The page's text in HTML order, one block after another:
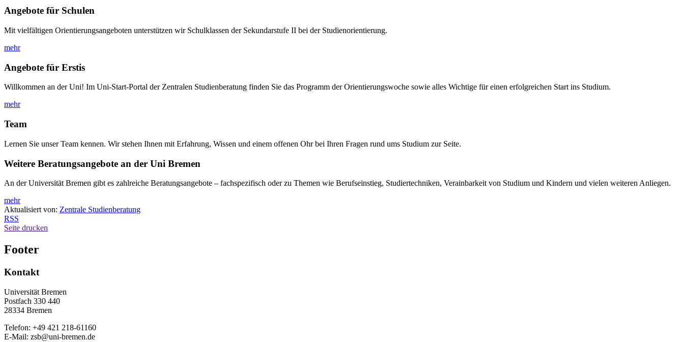
Angebote für Schulen
Mit vielfältigen Orientierungsangeboten unterstützen wir Schulklassen der Sekundarstufe II bei der Studienorientierung.
mehr
Angebote für Erstis
Willkommen an der Uni! Im Uni-Start-Portal der Zentralen Studienberatung finden Sie das Programm der Orientierungswoche sowie alles Wichtige für einen erfolgreichen Start ins Studium.
mehr
Team
Lernen Sie unser Team kennen. Wir stehen Ihnen mit Erfahrung, Wissen und einem offenen Ohr bei Ihren Fragen rund ums Studium zur Seite.
Weitere Beratungsangebote an der Uni Bremen
An der Universität Bremen gibt es zahlreiche Beratungsangebote – fachspezifisch oder zu Themen wie Berufseinstieg, Studiertechniken, Verainbarkeit von Studium und Kindern und vielen weiteren Anliegen.
mehr
Aktualisiert von: Zentrale Studienberatung
RSS
Seite drucken
Footer
Kontakt
Universität Bremen
Postfach 330 440
28334 Bremen
Telefon: +49 421 218-61160
E-Mail: zsb@uni-bremen.de